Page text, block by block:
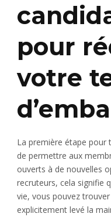
pour
votre
La première étape pour
de permettre aux
ouverts à de nouvelles
recruteurs, cela signifie
vie, vous pouvez
explicitement levé la